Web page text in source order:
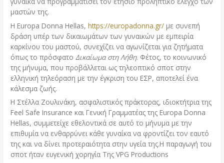
μαστών της.
Η Europa Donna Hellas,https://europadonna.gr/ με συνεπή
δράση υπέρ των δικαιωμάτων των γυναικών με εμπειρία
καρκίνου του μαστού, συνεχίζει να αγωνίζεται για ζητήματα
όπως το πρόσφατο Δικαίωμα στη Λήθη. Φέτος, το κοινωνικό
της μήνυμα, που προβάλλεται ως τηλεοπτικό σποτ στην
ελληνική τηλεόραση με την έγκριση του ΕΣΡ, αποτελεί ένα
κάλεσμα ζωής.
Η Στέλλα Ζουλινάκη, ασφαλιστικός πράκτορας, ιδιοκτήτρια της
Feel Safe Insurance και Γενική Γραμματέας της Europa Donna
Hellas, συμμετείχε εθελοντικά σε αυτό το μήνυμα με την
επιθυμία να ενθαρρύνει κάθε γυναίκα να φροντίζει τον εαυτό
της και να δίνει προτεραιότητα στην υγεία της.Η παραγωγή του
σποτ ήταν ευγενική χορηγία Της VPG Productions